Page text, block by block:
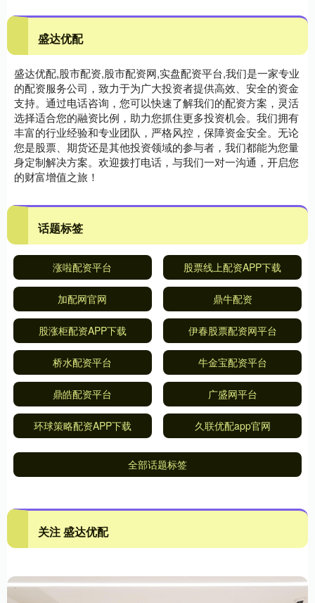
盛达优配
盛达优配,股市配资,股市配资网,实盘配资平台,我们是一家专业
的配资服务公司，致力于为广大投资者提供高效、安全的资金
支持。通过电话咨询，您可以快速了解我们的配资方案，灵活
选择适合您的融资比例，助力您抓住更多投资机会。我们拥有
丰富的行业经验和专业团队，严格风控，保障资金安全。无论
您是股票、期货还是其他投资领域的参与者，我们都能为您量
身定制解决方案。欢迎拨打电话，与我们一对一沟通，开启您
的财富增值之旅！
话题标签
涨啦配资平台 股票线上配资APP下载
加配网官网 鼎牛配资
股涨柜配资APP下载 伊春股票配资网平台
桥水配资平台 牛金宝配资平台
鼎皓配资平台 广盛网平台
环球策略配资APP下载 久联优配app官网
全部话题标签
关注 盛达优配